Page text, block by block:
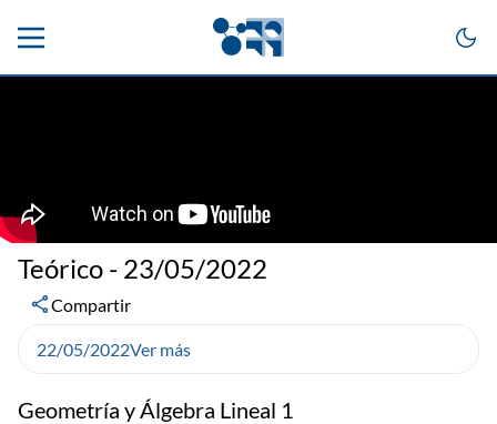
Geometría y Álgebra Lineal 1
Teórico - 23/05/2022
Compartir
22/05/2022Ver más